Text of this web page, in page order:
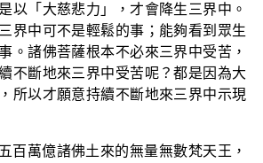
以「大慈悲力」，才會降生三界中。
界中可不是輕鬆的事；能夠看到眾生
。諸佛菩薩根本不必來三界中受苦，
不斷地來三界中受苦呢？都是因為大
所以才願意持續不斷地來三界中示現
百萬億諸佛土來的無量無數梵天王，